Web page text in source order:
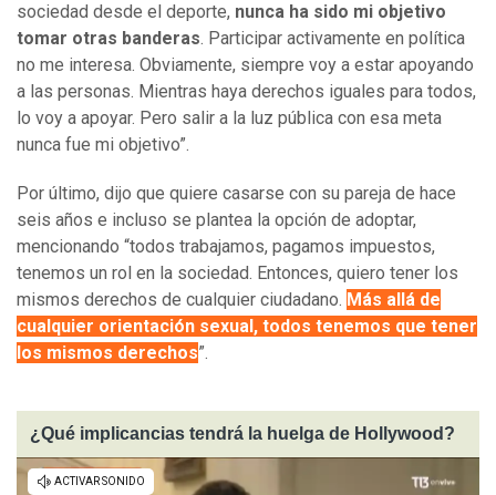
sociedad desde el deporte, nunca ha sido mi objetivo
tomar otras banderas. Participar activamente en política
no me interesa. Obviamente, siempre voy a estar apoyando
a las personas. Mientras haya derechos iguales para todos,
lo voy a apoyar. Pero salir a la luz pública con esa meta
nunca fue mi objetivo”.
Por último, dijo que quiere casarse con su pareja de hace
seis años e incluso se plantea la opción de adoptar,
mencionando “todos trabajamos, pagamos impuestos,
tenemos un rol en la sociedad. Entonces, quiero tener los
mismos derechos de cualquier ciudadano. Más allá de
cualquier orientación sexual, todos tenemos que tener
los mismos derechos”.
¿Qué implicancias tendrá la huelga de Hollywood?